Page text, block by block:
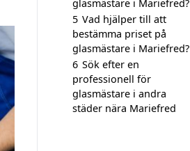
glasmästare i Mariefred?
5 Vad hjälper till att
bestämma priset på
glasmästare i Mariefred?
6 Sök efter en
professionell för
glasmästare i andra
städer nära Mariefred